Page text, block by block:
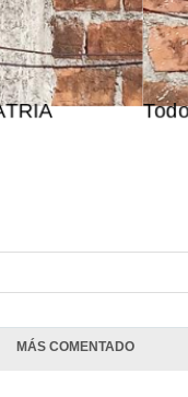
PATRIA
MÁS COMENTADO